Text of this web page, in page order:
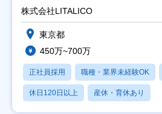
株式会社LITALICO
東京都
450万~700万
正社員採用 職種・業界未経験OK
休日120日以上 産休・育休あり